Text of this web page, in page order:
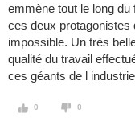
emmène tout le long
ces deux protagonistes
impossible. Un très
qualité du travail
ces géants de l industrie
0 0